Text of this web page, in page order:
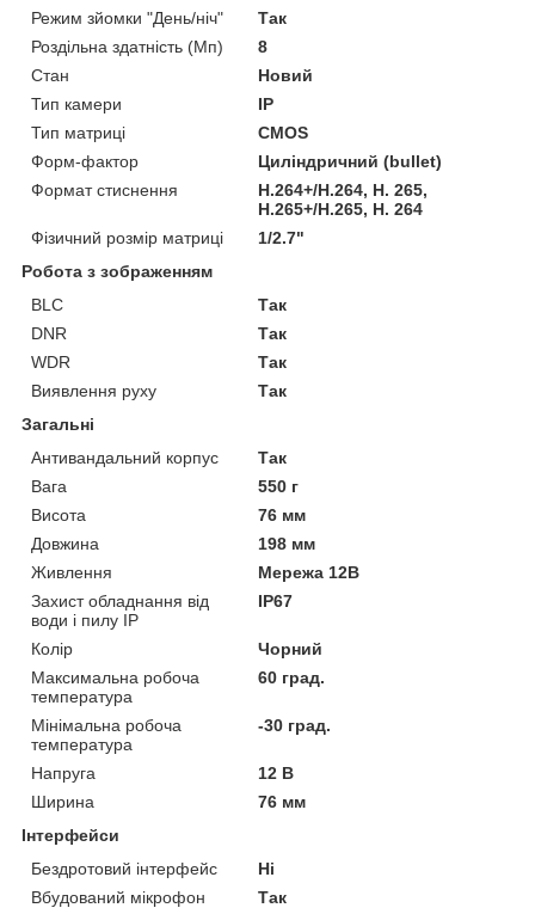
Режим зйомки "День/ніч"
Так
Роздільна здатність (Мп)
8
Стан
Новий
Тип камери
IP
Тип матриці
CMOS
Форм-фактор
Циліндричний (bullet)
Формат стиснення
H.264+/H.264, H. 265,
H.265+/H.265, H. 264
Фізичний розмір матриці
1/2.7"
Робота з зображенням
BLC
Так
DNR
Так
WDR
Так
Виявлення руху
Так
Загальні
Антивандальний корпус
Так
Вага
550 г
Висота
76 мм
Довжина
198 мм
Живлення
Мережа 12В
Захист обладнання від
води і пилу IP
IP67
Колір
Чорний
Максимальна робоча
температура
60 град.
Мінімальна робоча
температура
-30 град.
Напруга
12 В
Ширина
76 мм
Інтерфейси
Бездротовий інтерфейс
Ні
Вбудований мікрофон
Так